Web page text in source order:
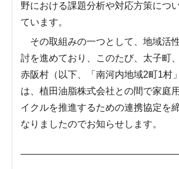
野における課題分析や対応方策につ
ています。
その取組みの一つとして、地域活
討を進めており、このたび、太子町
赤阪村（以下、「南河内地域2町1村
は、植田油脂株式会社との間で家庭
イクルを推進するための連携協定を
なりましたのでお知らせします。